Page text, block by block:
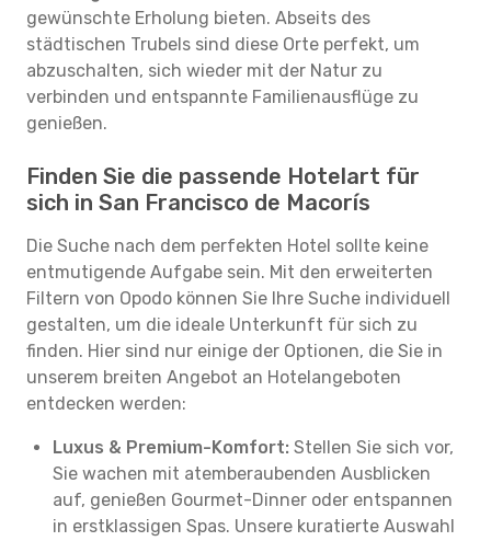
gewünschte Erholung bieten. Abseits des
städtischen Trubels sind diese Orte perfekt, um
abzuschalten, sich wieder mit der Natur zu
verbinden und entspannte Familienausflüge zu
genießen.
Finden Sie die passende Hotelart für
sich in San Francisco de Macorís
Die Suche nach dem perfekten Hotel sollte keine
entmutigende Aufgabe sein. Mit den erweiterten
Filtern von Opodo können Sie Ihre Suche individuell
gestalten, um die ideale Unterkunft für sich zu
finden. Hier sind nur einige der Optionen, die Sie in
unserem breiten Angebot an Hotelangeboten
entdecken werden:
Luxus & Premium-Komfort: Stellen Sie sich vor,
Sie wachen mit atemberaubenden Ausblicken
auf, genießen Gourmet-Dinner oder entspannen
in erstklassigen Spas. Unsere kuratierte Auswahl